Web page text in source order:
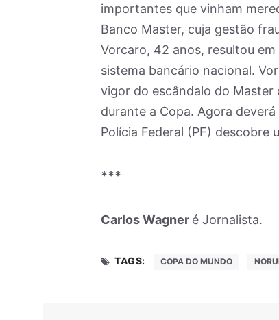
importantes que vinham
Banco Master, cuja gestão
Vorcaro, 42 anos, resultou
sistema bancário nacional.
vigor do escândalo do Master
durante a Copa. Agora
Polícia Federal (PF) descobre
***
Carlos Wagner é Jornalista.
TAGS: COPA DO MUNDO